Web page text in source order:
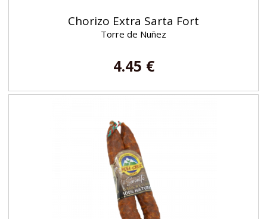
Chorizo Extra Sarta Fort
Torre de Nuñez
4.45 €